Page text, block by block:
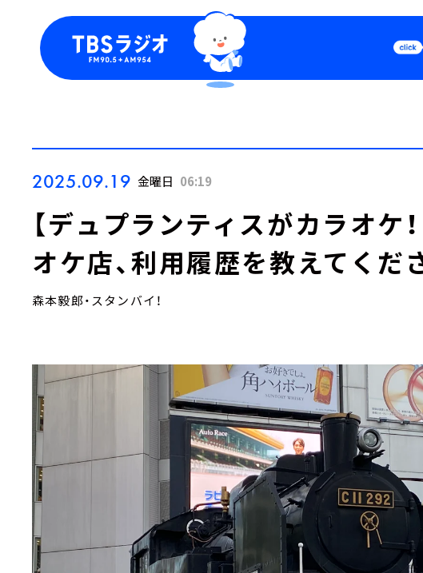
Podcast
2025.09.19 金曜日 06:19
【デュプランティスがカラオケ
オケ店、利用履歴を教えてくだ
森本毅郎・スタンバイ！